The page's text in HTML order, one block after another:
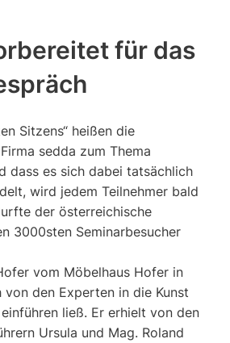
für das
Sitzens“ heißen die
sedda zum Thema
dass es sich dabei tatsächlich
wird jedem Teilnehmer bald
der österreichische
3000sten Seminarbesucher
vom Möbelhaus Hofer in
den Experten in die Kunst
ließ. Er erhielt von den
Ursula und Mag. Roland